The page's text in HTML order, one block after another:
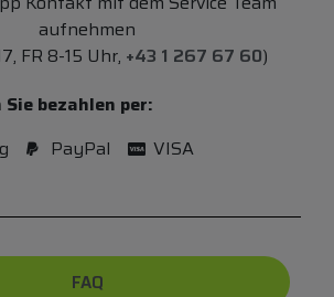
aufnehmen
FR 8-15 Uhr, +43 1 267 67 60)
bezahlen per:
PayPal
VISA
FAQ